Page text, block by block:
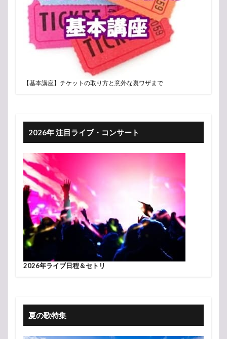
【基本講座】チケットの取り方と意外な裏ワザまで
2026年 注目ライブ・コンサート
2026年ライブ日程＆セトリ
夏の歌特集